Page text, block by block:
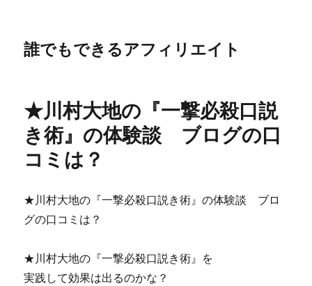
誰でもできるアフィリエイト
★川村大地の『一撃必殺口説
き術』の体験談 ブログの口
コミは？
★川村大地の『一撃必殺口説き術』の体験談 ブロ
グの口コミは？
★川村大地の『一撃必殺口説き術』を
実践して効果は出るのかな？